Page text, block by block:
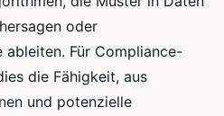
oder
ableiten. Für Compliance-
die Fähigkeit, aus
und potenzielle